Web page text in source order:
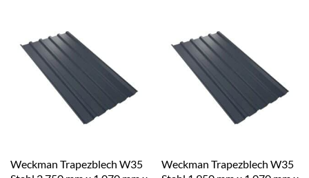
Weckman Trapezblech W35
Weckman Trapezblech W35